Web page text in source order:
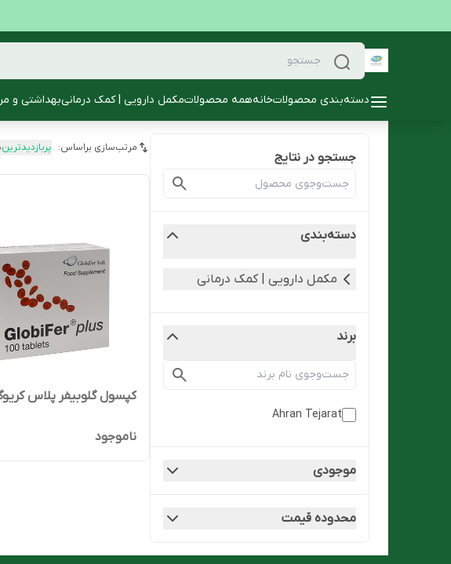
دسته‌بندی محصولاتخانههمه محصولاتمکمل دارویی | کمک درمانیبهداشتی و
جستجو در نتایج
دسته‌بندی
مکمل دارویی | کمک درمانی
برند
Ahran Tejarat
موجودی
محدوده قیمت
مرتب‌سازی براساس: پربازدیدترین
کپسول گلوبیفر پلاس کریوگارد
ناموجود